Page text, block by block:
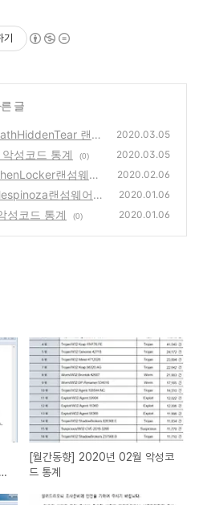
글
랜섬
2020.03.05
성코드 통계 (0) 2020.03.05
랜섬웨어
2020.02.06
랜섬웨어
2020.01.06
성코드 통계 (0) 2020.01.06
[월간동향] 2020년 02월 악성코
드 통계